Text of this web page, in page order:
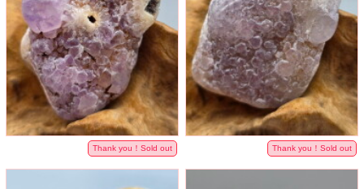
Thank you！Sold out Thank you！Sold out